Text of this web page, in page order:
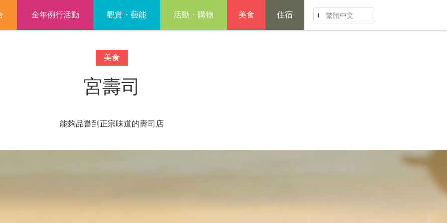
全年例行活動 觀賞・藝能 活動・購物 美食 住宿 繁體中文
美食
宮壽司
能夠品嘗到正宗味道的壽司店